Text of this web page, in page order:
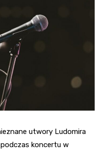
utwory Ludomira
koncertu w